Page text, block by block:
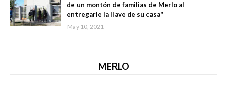
de un montón de familias de Merlo al
entregarle la llave de su casa"
May 10, 2021
MERLO